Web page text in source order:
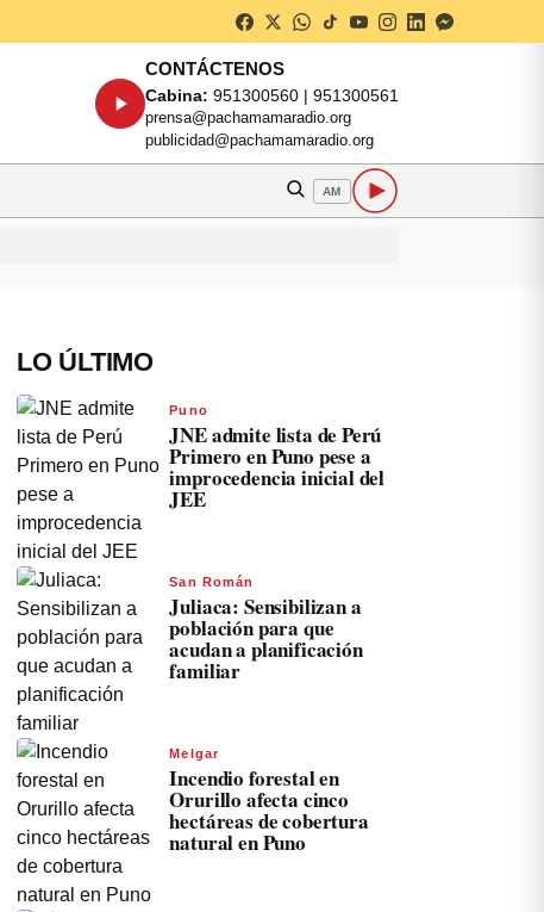
CONTÁCTENOS
Cabina: 951300560 | 951300561
prensa@pachamamaradio.org
publicidad@pachamamaradio.org
AM
LO ÚLTIMO
Puno
JNE admite lista de Perú
Primero en Puno pese a
improcedencia inicial del
JEE
San Román
Juliaca: Sensibilizan a
población para que
acudan a planificación
familiar
Melgar
Incendio forestal en
Orurillo afecta cinco
hectáreas de cobertura
natural en Puno